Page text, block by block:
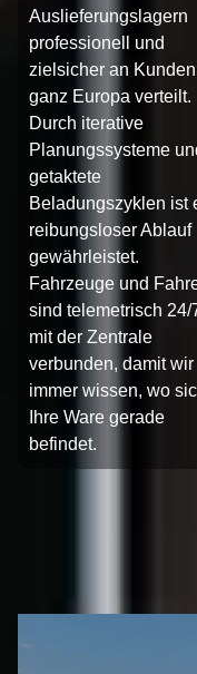
Auslieferungslagern
professionell und
zielsicher an
ganz Europa verteilt.
Durch iterative
Planungssysteme
getaktete
Beladungszyklen ist
reibungsloser Ablauf
gewährleistet.
Fahrzeuge und
sind telemetrisch 24/
mit der Zentrale
verbunden, damit wir
immer wissen, wo
Ihre Ware gerade
befindet.